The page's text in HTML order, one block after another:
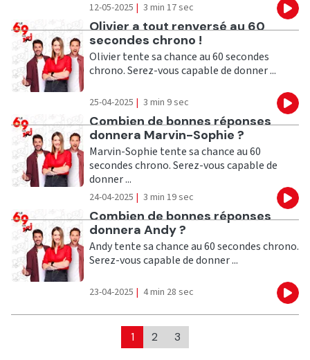
12-05-2025 | 3 min 17 sec
Ecouter
Olivier a tout renversé au 60
secondes chrono !
Olivier tente sa chance au 60 secondes
chrono. Serez-vous capable de donner ...
25-04-2025 | 3 min 9 sec
Ecouter
Combien de bonnes réponses
donnera Marvin-Sophie ?
Marvin-Sophie tente sa chance au 60
secondes chrono. Serez-vous capable de
donner ...
24-04-2025 | 3 min 19 sec
Ecouter
Combien de bonnes réponses
donnera Andy ?
Andy tente sa chance au 60 secondes chrono.
Serez-vous capable de donner ...
23-04-2025 | 4 min 28 sec
1 2 3